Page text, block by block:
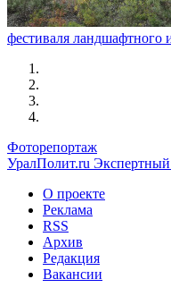
фестиваля ландшафтного
Фоторепортаж
УралПолит.ru
О проекте
Реклама
RSS
Архив
Редакция
Вакансии